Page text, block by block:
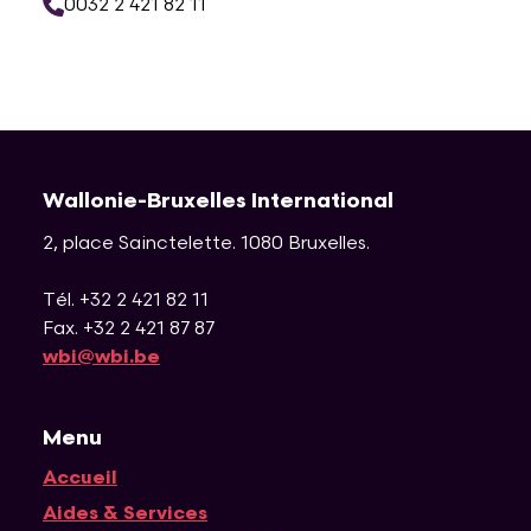
0032 2 421 82 11
Wallonie-Bruxelles International
2, place Sainctelette. 1080 Bruxelles.
Tél. +32 2 421 82 11
Fax. +32 2 421 87 87
wbi@wbi.be
Menu
Accueil
Navigation principale
Aides & Services